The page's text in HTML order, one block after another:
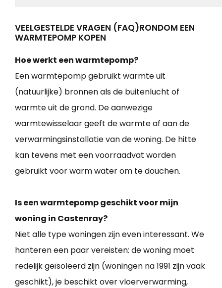
VEELGESTELDE VRAGEN (FAQ)RONDOM EEN
WARMTEPOMP KOPEN
Hoe werkt een warmtepomp?
Een warmtepomp gebruikt warmte uit
(natuurlijke) bronnen als de buitenlucht of
warmte uit de grond. De aanwezige
warmtewisselaar geeft de warmte af aan de
verwarmingsinstallatie van de woning. De hitte
kan tevens met een voorraadvat worden
gebruikt voor warm water om te douchen.
Is een warmtepomp geschikt voor mijn
woning in Castenray?
Niet alle type woningen zijn even interessant. We
hanteren een paar vereisten: de woning moet
redelijk geïsoleerd zijn (woningen na 1991 zijn vaak
geschikt), je beschikt over vloerverwarming,